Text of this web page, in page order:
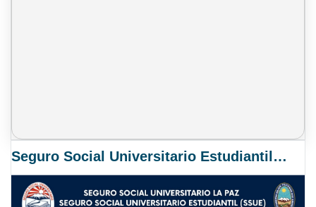
Seguro Social Universitario Estudiantil SSUE